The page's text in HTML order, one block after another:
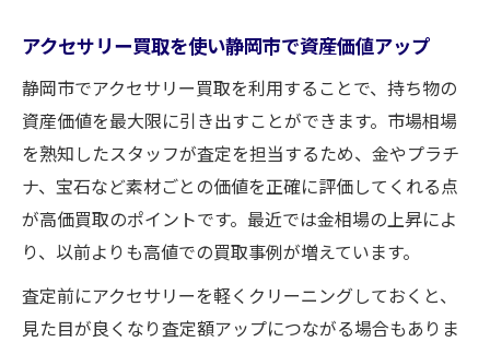
アクセサリー買取を使い静岡市で資産価値アップ
静岡市でアクセサリー買取を利用することで、持ち物の
資産価値を最大限に引き出すことができます。市場相場
を熟知したスタッフが査定を担当するため、金やプラチ
ナ、宝石など素材ごとの価値を正確に評価してくれる点
が高価買取のポイントです。最近では金相場の上昇によ
り、以前よりも高値での買取事例が増えています。
査定前にアクセサリーを軽くクリーニングしておくと、
見た目が良くなり査定額アップにつながる場合もありま